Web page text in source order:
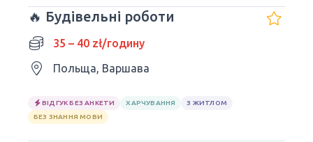
🔥 Будівельні роботи
35 – 40 zł/годину
Польща, Варшава
ВІДГУК БЕЗ АНКЕТИ ХАРЧУВАННЯ
З ЖИТЛОМ
БЕЗ ЗНАННЯ МОВИ